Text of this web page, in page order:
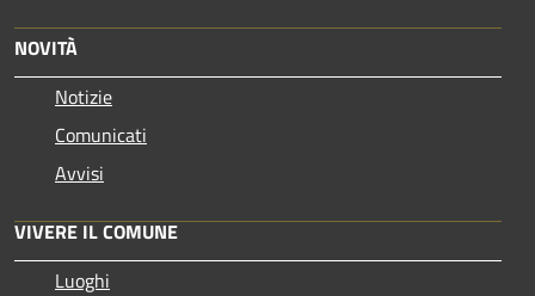
NOVITÀ
Notizie
Comunicati
Avvisi
VIVERE IL COMUNE
Luoghi